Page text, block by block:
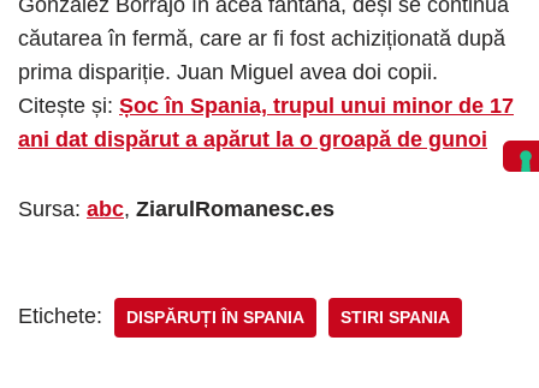
căutarea în fermă, care ar fi fost achiziționată după
prima dispariție. Juan Miguel avea doi copii.
Citește și: Șoc în Spania, trupul unui minor de 17
ani dat dispărut a apărut la o groapă de gunoi
Sursa: abc, ZiarulRomanesc.es
Etichete: DISPĂRUȚI ÎN SPANIA STIRI SPANIA